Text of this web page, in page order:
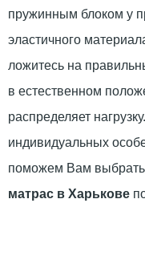
пружинным блоком у
эластичного
ложитесь на
в естественном
распределяет
индивидуальных
поможем Вам
матрас в Харькове